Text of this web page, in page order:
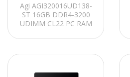
Agi AGI320016UD138-
ST 16GB DDR4-3200
UDIMM CL22 PC RAM